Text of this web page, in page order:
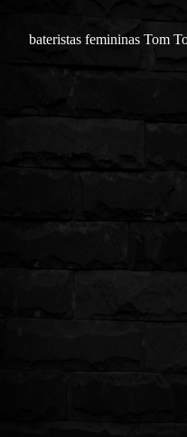
bateristas femininas Tom